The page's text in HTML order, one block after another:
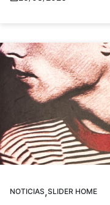
NOTICIAS,SLIDER HOME